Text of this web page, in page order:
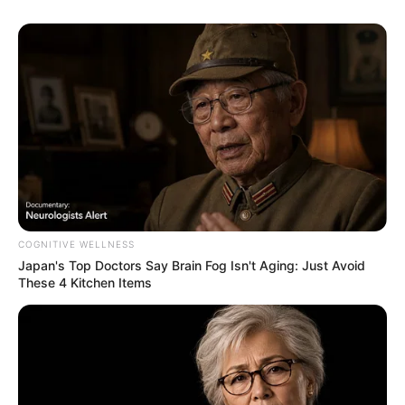
(foto: instagram/narin_1_028)
COGNITIVE WELLNESS
Japan's Top Doctors Say Bra​in Fo​g Isn't Aging: Just Avoid
These 4 Kitchen Items